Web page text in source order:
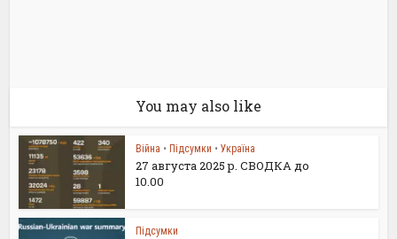
You may also like
Війна • Підсумки • Україна
27 августа 2025 р. СВОДКА до
10.00
Підсумки